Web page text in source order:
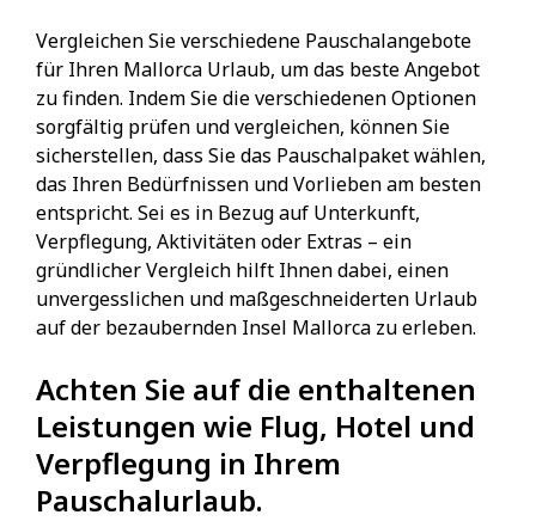
Vergleichen Sie verschiedene Pauschalangebote
für Ihren Mallorca Urlaub, um das beste Angebot
zu finden. Indem Sie die verschiedenen Optionen
sorgfältig prüfen und vergleichen, können Sie
sicherstellen, dass Sie das Pauschalpaket wählen,
das Ihren Bedürfnissen und Vorlieben am besten
entspricht. Sei es in Bezug auf Unterkunft,
Verpflegung, Aktivitäten oder Extras – ein
gründlicher Vergleich hilft Ihnen dabei, einen
unvergesslichen und maßgeschneiderten Urlaub
auf der bezaubernden Insel Mallorca zu erleben.
Achten Sie auf die enthaltenen
Leistungen wie Flug, Hotel und
Verpflegung in Ihrem
Pauschalurlaub.